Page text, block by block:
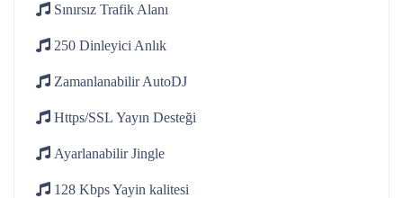
Sınırsız Trafik Alanı
250 Dinleyici Anlık
ZamanlanabilirAutoDJ
Https/SSL Yayın Desteği
AyarlanabilirJingle
128 KbpsYayin kalitesi